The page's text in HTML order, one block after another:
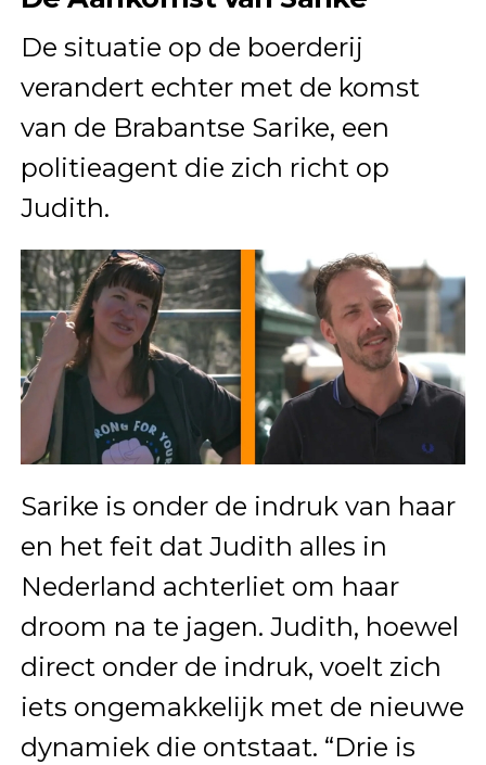
De situatie op de boerderij
verandert echter met de komst
van de Brabantse Sarike, een
politieagent die zich richt op
Judith.
Sarike is onder de indruk van haar
en het feit dat Judith alles in
Nederland achterliet om haar
droom na te jagen. Judith, hoewel
direct onder de indruk, voelt zich
iets ongemakkelijk met de nieuwe
dynamiek die ontstaat. “Drie is